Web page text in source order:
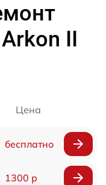
II
Цена
бесплатно
1300 р